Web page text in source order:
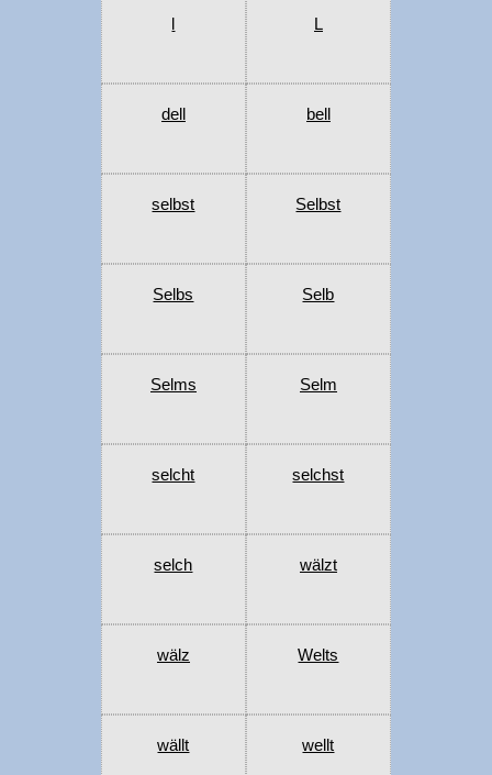
L
dell bell
selbst Selbst
Selbs Selb
Selms Selm
selcht selchst
selch wälzt
wälz Welts
wällt wellt